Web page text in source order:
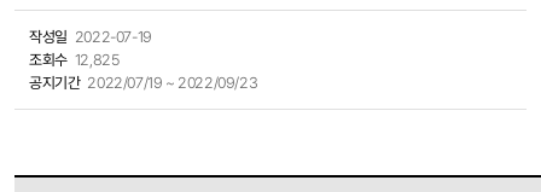
작성일 2022-07-19
조회수 12,825
공지기간 2022/07/19 ~ 2022/09/23